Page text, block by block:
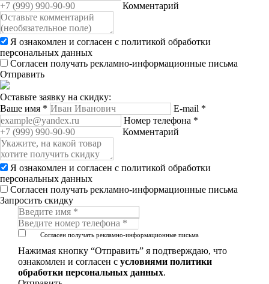
Комментарий
Я ознакомлен и согласен с политикой обработки
персональных данных
Согласен получать рекламно-информационные письма
Отправить
Оставьте заявку на скидку:
Ваше имя * E-mail *
Номер телефона *
Комментарий
Я ознакомлен и согласен с политикой обработки
персональных данных
Согласен получать рекламно-информационные письма
Запросить скидку
Согласен получать рекламно-информационные письма
Нажимая кнопку “Отправить” я подтверждаю, что
ознакомлен и согласен с условиями политики
обработки персональных данных.